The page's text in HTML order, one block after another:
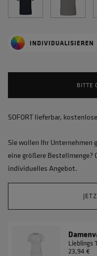
INDIVIDUALISIEREN
BITTE
SOFORT lieferbar,
Sie wollen Ihr
eine größere Bestellmenge?
individuelles Angebot.
Lieblings
23,94 €